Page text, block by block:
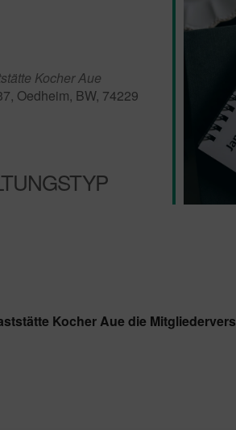
iCalendar
Kocher Aue
Oedheim, BW, 74229
Kocher Aue die